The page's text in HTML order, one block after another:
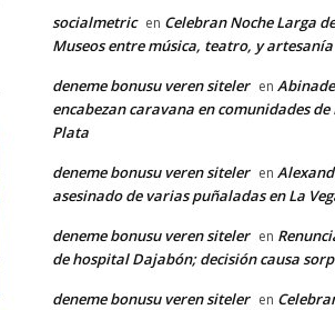
socialmetric en Celebran Noche Larga
Museos entre música, teatro, y artesanía
deneme bonusu veren siteler en
encabezan caravana en comunidades de
Plata
deneme bonusu veren siteler en
asesinado de varias puñaladas en La
deneme bonusu veren siteler en
de hospital Dajabón; decisión causa
deneme bonusu veren siteler en